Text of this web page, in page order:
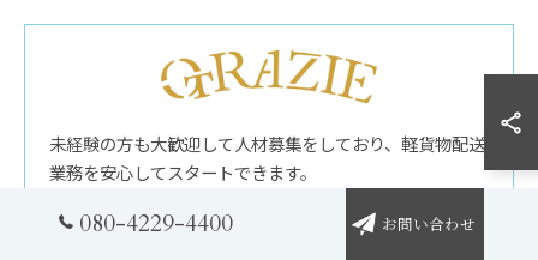
未経験の方も大歓迎して人材募集をしており、軽貨物配送
業務を安心してスタートできます。
合同会社グラッツェ運送
080-4229-4400 お問い合わせ